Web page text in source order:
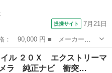
提携サイト 7月21日
レード名： ハイウェイス
Ｄライト フォグ 純正１４Ａ
イル ２０Ｘ エクストリーマ
ラ 純正ナビ 衝突…